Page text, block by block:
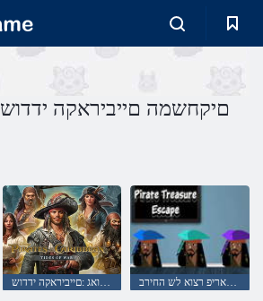
םיקחשמה םייביראקה ידדוש
המחלמה תואג :םייביראקה ידדוש םיטאריפ רצוא לש החירב